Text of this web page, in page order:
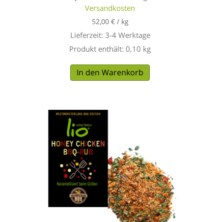
Versandkosten
52,00 €/ kg
Lieferzeit: 3-4 Werktage
Produkt enthält: 0,10 kg
In den Warenkorb